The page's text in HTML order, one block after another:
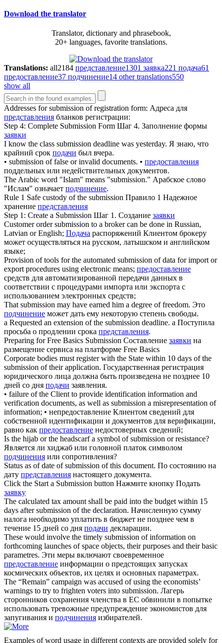
Download the translator
Translator, dictionary and phrasebook,
20+ languages, favorite translations.
Translations: all2184 представление1301 заявка221 подача61
предоставление37 подчинение14 other translations550
show all
Addresses forsubmission of registration form: Адреса для
представления бланков регистрации:
Step 4: Complete Submission Form Шаг 4. Заполнение формы
заявки
I know the class submission deadline was yesterday. Я знаю, что
крайний срок подачи был вчера.
• submission of false or invalid documents. • предоставления
поддельных или недействительных документов.
The Arabic word "Islam" means "submission." Арабское слово
"Ислам" означает подчинение.
Rule 1 Safe custody of the submission Правило 1 Надежное
хранение представления
Step 1: Create a Submission Шаг 1. Создание заявки
Customer ordersubmission to a broker can be done in Russian,
Latvian or English; Подача распоряжений Клиентом брокеру
может осуществляться на русском, латышском и английском
языке;
Provision of tools for the automated submission of data for import or
export procedures using electronic means; предоставление
средств для автоматизированной передачи данных в
соответствии с процедурами импорта или экспорта с
использованием электронных средств;
Thatsubmission may have earned him a degree of freedom. Это
подчинение может дать ему некоторую степень свободы.
a Requested an extension of the submission deadline. a Поступила
просьба о продлении срока представления.
Preparing for Free Basics Submission Составление заявки на
размещение сервиса на платформе Free Basics
Corporate bodies must register with the State within 10 days of the
submission of their application. Государственная регистрация
юридического лица должна быть произведена не позднее 10
дней со дня подачи заявления.
• failure of the Client to provide identification information and
verification documents, as well as submission a misrepresentation of
information; • непредоставление Клиентом сведений для
собственной идентификации и документов для верификации,
равно как предоставление недостоверных сведений;
Is the hijab or the headscarf a symbol ofsubmission or resistance?
Является ли хиджаб или головной платок символом
подчинения или сопротивления?
Status as of date ofsubmission of this document. По состоянию на
дату представления настоящего документа.
Click the Start a Submission button Нажмите кнопку Подать
заявку
The calculated tax amount shall be paid into the budget within 15
days aftersubmission of the declaration. Начисленную сумму
налога необходимо уплатить в бюджет не позднее чем в
течение 15 дней со дня подачи декларации.
These would involve the timely submission of information on
forthcoming launches of space objects, their purposes and their basic
parametres. Эти меры включают своевременное
предоставление информации о предстоящих запусках
космических объектов, их целях и основных параметрах.
The “Remain” campaign was accused of using the economists’
warnings to try to frighten voters into submission. Лагерь
сторонников сохранения членства в ЕС обвинили в попытке
использовать тревожные предупреждение экономистов для
запугивания и подчинения избирателей.
Examples of word usage in different contexts are provided solely for